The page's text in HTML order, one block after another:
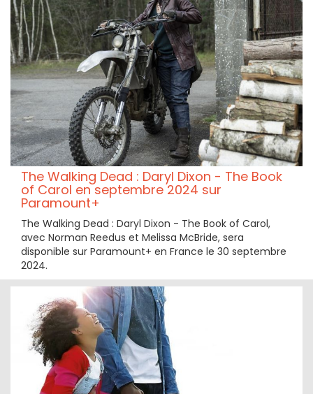
The Walking Dead : Daryl Dixon - The Book
of Carol en septembre 2024 sur
Paramount+
The Walking Dead : Daryl Dixon - The Book of Carol,
avec Norman Reedus et Melissa McBride, sera
disponible sur Paramount+ en France le 30 septembre
2024.